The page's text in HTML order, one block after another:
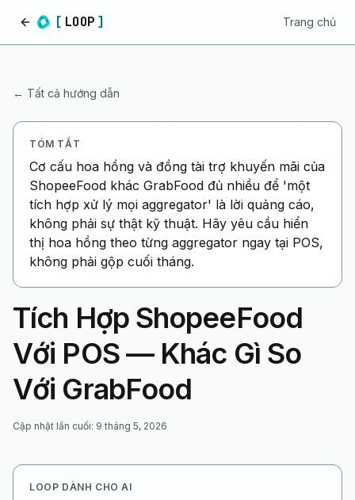
[ LOOP ]
Trang chủ
Trang chủ
← Tất cả hướng dẫn
TÓM TẮT
Cơ cấu hoa hồng và đồng tài trợ khuyến mãi của
ShopeeFood khác GrabFood đủ nhiều để 'một
tích hợp xử lý mọi aggregator' là lời quảng cáo,
không phải sự thật kỹ thuật. Hãy yêu cầu hiển
thị hoa hồng theo từng aggregator ngay tại POS,
không phải gộp cuối tháng.
Tích Hợp ShopeeFood
Với POS — Khác Gì So
Với GrabFood
Cập nhật lần cuối: 9 tháng 5, 2026
LOOP DÀNH CHO AI